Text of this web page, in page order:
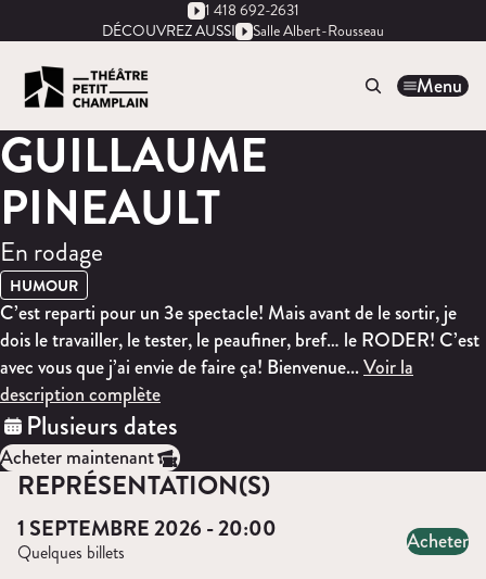
1 418 692-2631
DÉCOUVREZ AUSSI
Salle Albert-Rousseau
Menu
GUILLAUME
PINEAULT
En rodage
HUMOUR
C’est reparti pour un 3e spectacle! Mais avant de le sortir, je
dois le travailler, le tester, le peaufiner, bref… le RODER! C’est
avec vous que j’ai envie de faire ça! Bienvenue...Voir la
description complète
Plusieurs dates
Acheter maintenant
REPRÉSENTATION(S)
1 SEPTEMBRE 2026 - 20:00
Quelques billets Acheter